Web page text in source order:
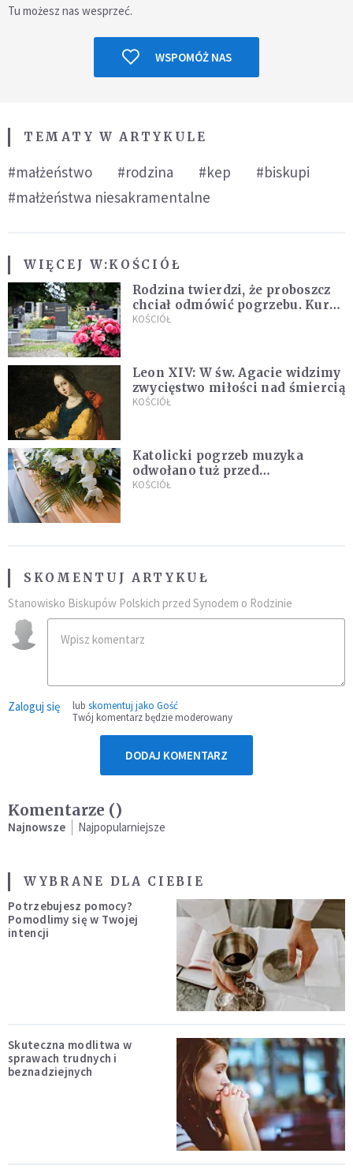
Tu możesz nas wesprzeć.
WSPOMÓŻ NAS
TEMATY W ARTYKULE
#małżeństwo #rodzina #kep
#biskupi
#małżeństwa niesakramentalne
WIĘCEJ W:KOŚCIÓŁ
Rodzina twierdzi, że proboszcz
chciał odmówić pogrzebu. Kuria
zapowiada wyjaśnienia
KOŚCIÓŁ
Leon XIV: W św. Agacie widzimy
zwycięstwo miłości nad śmiercią
KOŚCIÓŁ
Katolicki pogrzeb muzyka
odwołano tuż przed
uroczystością. Powodem była
KOŚCIÓŁ
SKOMENTUJ ARTYKUŁ
Stanowisko Biskupów Polskich przed Synodem o Rodzinie
Zaloguj się lub skomentuj jako Gość
Twój komentarz będzie moderowany
DODAJ KOMENTARZ
Komentarze ()
Najnowsze Najpopularniejsze
WYBRANE DLA CIEBIE
Potrzebujesz pomocy?
Pomodlimy się w Twojej
intencji
Skuteczna modlitwa w
sprawach trudnych i
beznadziejnych